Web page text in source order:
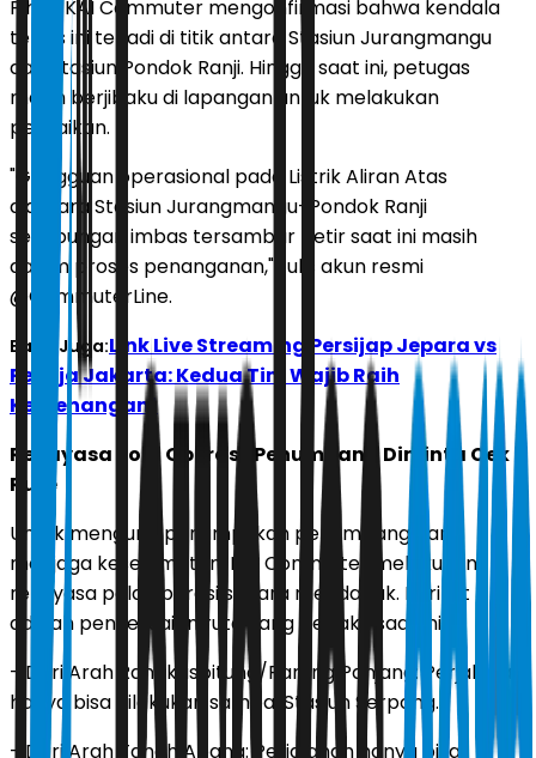
Pihak KAI Commuter mengonfirmasi bahwa kendala
teknis ini terjadi di titik antara Stasiun Jurangmangu
dan Stasiun Pondok Ranji. Hingga saat ini, petugas
masih berjibaku di lapangan untuk melakukan
perbaikan.
"Gangguan operasional pada Listrik Aliran Atas
diantara Stasiun Jurangmangu-Pondok Ranji
sehubungan imbas tersambar petir saat ini masih
dalam proses penanganan," tulis akun resmi
@CommuterLine.
Baca Juga:Link Live Streaming Persijap Jepara vs
Persija Jakarta: Kedua Tim Wajib Raih
Kemenangan!
Rekayasa Pola Operasi: Penumpang Diminta Cek
Rute
Untuk mengurai penumpukan penumpang dan
menjaga keselamatan, KAI Commuter melakukan
rekayasa pola operasi secara mendadak. Berikut
adalah penyesuaian rute yang berlaku saat ini:
- Dari Arah Rangkasbitung/Parung Panjang: Perjalanan
hanya bisa dilakukan sampai Stasiun Serpong.
- Dari Arah Tanah Abang: Perjalanan hanya bisa